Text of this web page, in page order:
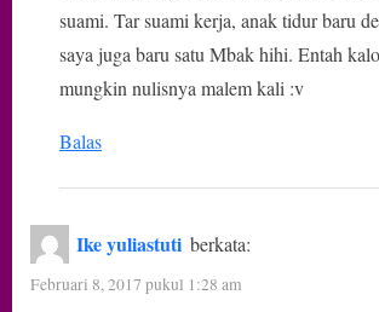
suami. Tar suami kerja, anak tidur baru
saya juga baru satu Mbak hihi. Entah
mungkin nulisnya malem kali :v
Balas
Ike yuliastuti berkata:
Februari 8, 2017 pukul 1:28 am